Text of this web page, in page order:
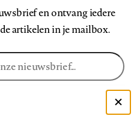
en ontvang iedere
artikelen in je mailbox.